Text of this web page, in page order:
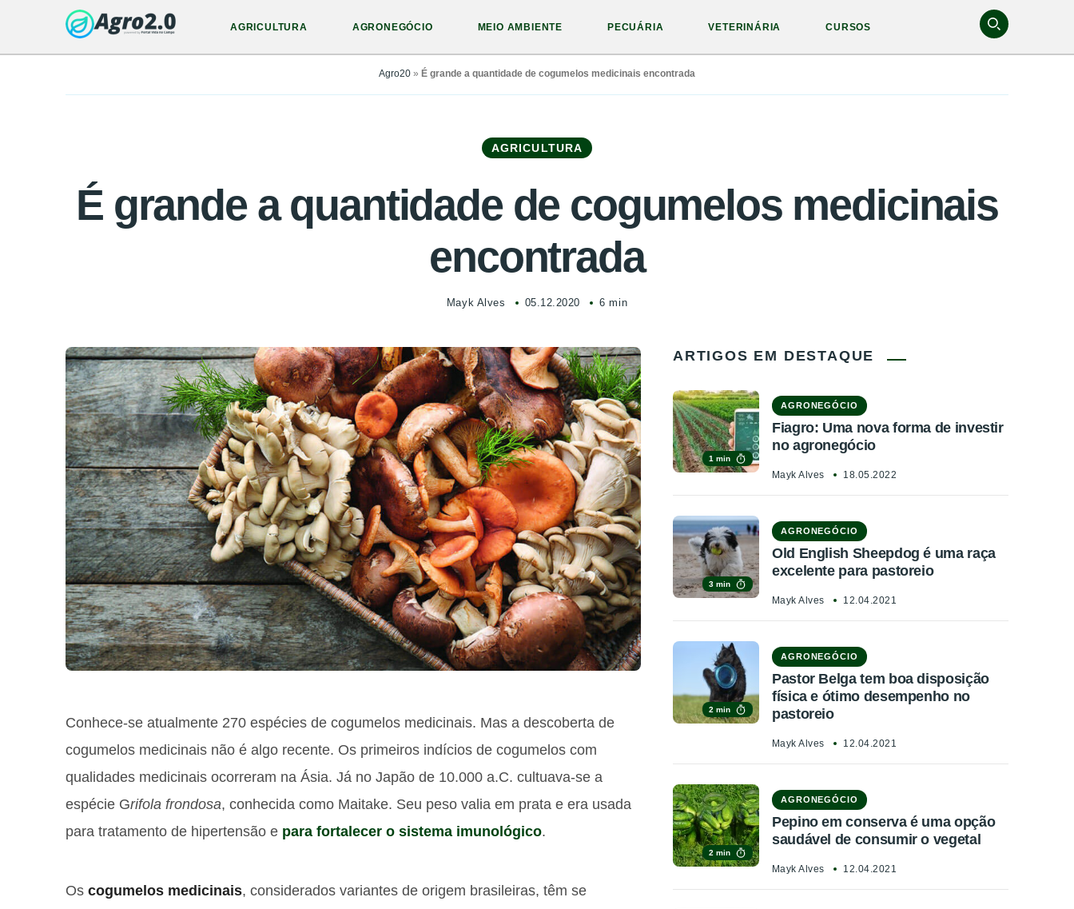
AGRICULTURA AGRONEGÓCIO MEIO AMBIENTE PECUÁRIA VETERINÁRIA CURSOS
Agro20 » É grande a quantidade de cogumelos medicinais encontrada
AGRICULTURA
É grande a quantidade de cogumelos medicinais
encontrada
Mayk Alves 05.12.2020 6 min
Conhece-se atualmente 270 espécies de cogumelos medicinais. Mas a descoberta de
cogumelos medicinais não é algo recente. Os primeiros indícios de cogumelos com
qualidades medicinais ocorreram na Ásia. Já no Japão de 10.000 a.C. cultuava-se a
espécie Grifola frondosa, conhecida como Maitake. Seu peso valia em prata e era usada
para tratamento de hipertensão e para fortalecer o sistema imunológico.
Os cogumelos medicinais, considerados variantes de origem brasileiras, têm se
ARTIGOS EM DESTAQUE
1 min
AGRONEGÓCIO
Fiagro: Uma nova forma de investir
no agronegócio
Mayk Alves 18.05.2022
3 min
AGRONEGÓCIO
Old English Sheepdog é uma raça
excelente para pastoreio
Mayk Alves 12.04.2021
2 min
AGRONEGÓCIO
Pastor Belga tem boa disposição
física e ótimo desempenho no
pastoreio
Mayk Alves 12.04.2021
2 min
AGRONEGÓCIO
Pepino em conserva é uma opção
saudável de consumir o vegetal
Mayk Alves 12.04.2021